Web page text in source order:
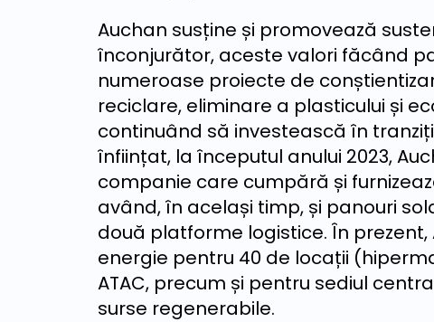
Auchan susține și promovează
înconjurător, aceste valori făcând
numeroase proiecte de
reciclare, eliminare a plasticului și
continuând să investească în
înființat, la începutul anului 2023,
companie care cumpără și
având, în același timp, și panouri
două platforme logistice. În prezent,
energie pentru 40 de locații
ATAC, precum și pentru sediul
surse regenerabile.